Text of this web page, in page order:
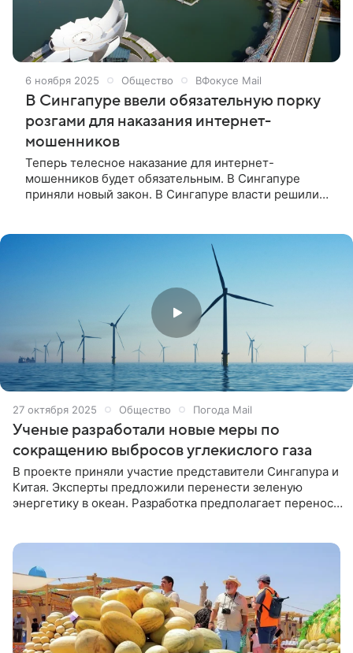
6 ноября 2025 Общество ВФокусе Mail
В Сингапуре ввели обязательную порку
розгами для наказания интернет-
мошенников
Теперь телесное наказание для интернет-
мошенников будет обязательным. В Сингапуре
приняли новый закон. В Сингапуре власти решили
ситуацию, чиновники возвращаются к старой мере
наказания — порке розгами. Такая практика была
распространена в стране еще в британский
27 октября 2025 Общество Погода Mail
Ученые разработали новые меры по
сокращению выбросов углекислого газа
В проекте приняли участие представители Сингапура и
Китая. Эксперты предложили перенести зеленую
энергетику в океан. Разработка предполагает перенос
области. С помощью этого удастся освободить часть
территории суши. Кроме того, это поможет уменьшить
шумовую нагрузку на ближайшие регионы и сделать
процесс более экологичным. Об этом написали в
издании Science Advances.